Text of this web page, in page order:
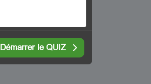
Démarrer le QUIZ